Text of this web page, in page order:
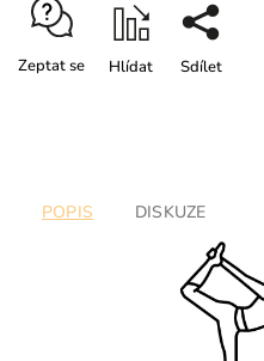
Zeptat se Hlídat Sdílet
POPIS DISKUZE